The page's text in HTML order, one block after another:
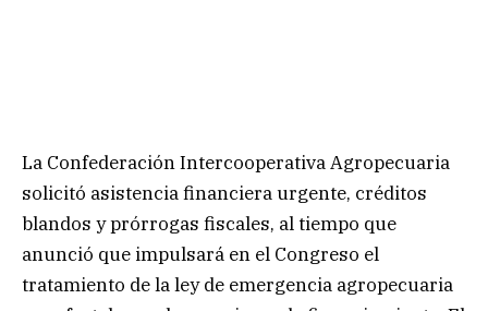
La Confederación Intercooperativa Agropecuaria
solicitó asistencia financiera urgente, créditos
blandos y prórrogas fiscales, al tiempo que
anunció que impulsará en el Congreso el
tratamiento de la ley de emergencia agropecuaria